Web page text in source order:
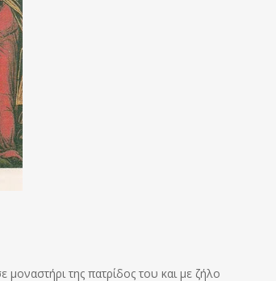
της πατρίδος του και με ζήλο